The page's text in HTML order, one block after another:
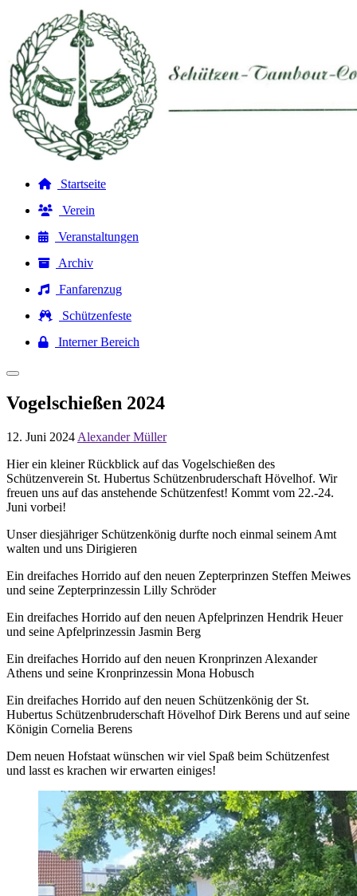
Startseite
Verein
Veranstaltungen
Archiv
Fanfarenzug
Schützenfeste
Interner Bereich
Vogelschießen 2024
12. Juni 2024 Alexander Müller
Hier ein kleiner Rückblick auf das Vogelschießen des
Schützenverein St. Hubertus Schützenbruderschaft Hövelhof. Wir
freuen uns auf das anstehende Schützenfest! Kommt vom 22.-24.
Juni vorbei!
Unser diesjähriger Schützenkönig durfte noch einmal seinem Amt
walten und uns Dirigieren
Ein dreifaches Horrido auf den neuen Zepterprinzen Steffen Meiwes
und seine Zepterprinzessin Lilly Schröder
Ein dreifaches Horrido auf den neuen Apfelprinzen Hendrik Heuer
und seine Apfelprinzessin Jasmin Berg
Ein dreifaches Horrido auf den neuen Kronprinzen Alexander
Athens und seine Kronprinzessin Mona Hobusch
Ein dreifaches Horrido auf den neuen Schützenkönig der St.
Hubertus Schützenbruderschaft Hövelhof Dirk Berens und auf seine
Königin Cornelia Berens
Dem neuen Hofstaat wünschen wir viel Spaß beim Schützenfest
und lasst es krachen wir erwarten einiges!